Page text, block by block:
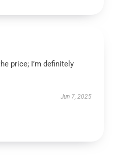
price; I’m definitely
Jun 7, 2025